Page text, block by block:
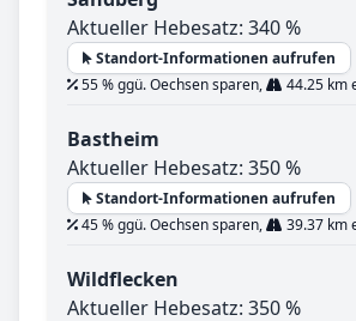
Aktueller Hebesatz: 340 %
Standort-Informationen aufrufen
55 % ggü. Oechsen sparen,
44.25 km
Bastheim
Aktueller Hebesatz: 350 %
Standort-Informationen aufrufen
45 % ggü. Oechsen sparen,
39.37 km
Wildflecken
Aktueller Hebesatz: 350 %